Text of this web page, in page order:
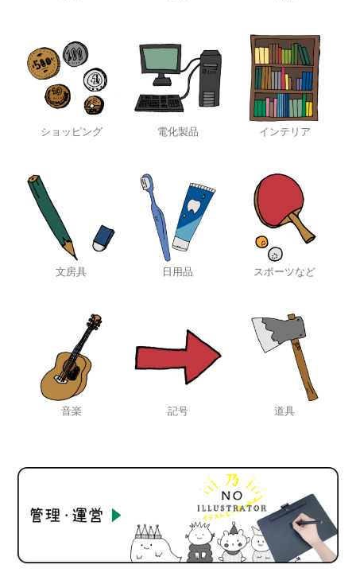
ショッピング 電化製品 インテリア
文房具 日用品 スポーツなど
音楽 記号 道具